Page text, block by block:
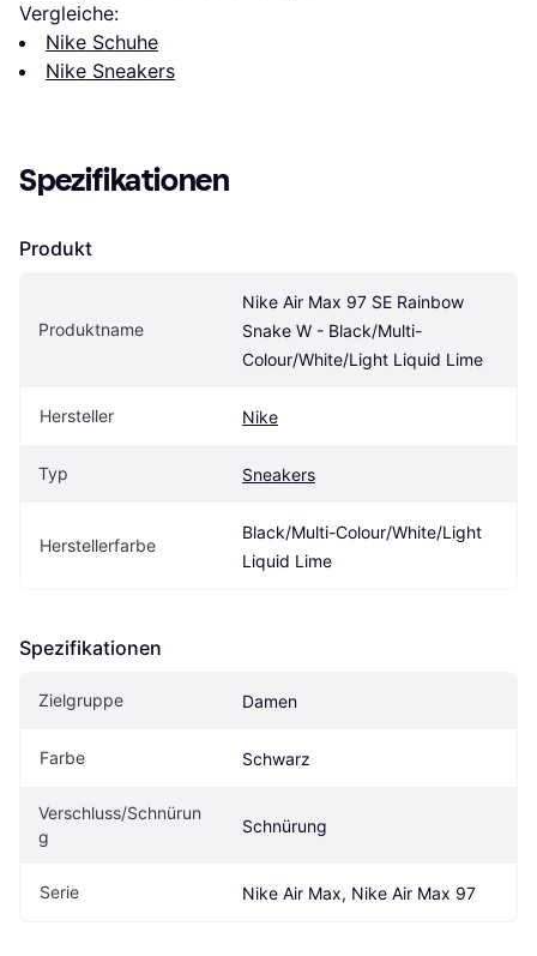
Vergleiche:
Nike Schuhe
Nike Sneakers
Spezifikationen
Produkt
Produktname
Nike Air Max 97 SE Rainbow
Snake W - Black/Multi-
Colour/White/Light Liquid Lime
Hersteller Nike
Typ Sneakers
Herstellerfarbe
Black/Multi-Colour/White/Light
Liquid Lime
Spezifikationen
Zielgruppe Damen
Farbe Schwarz
Verschluss/Schnürun
g
Schnürung
Serie Nike Air Max, Nike Air Max 97